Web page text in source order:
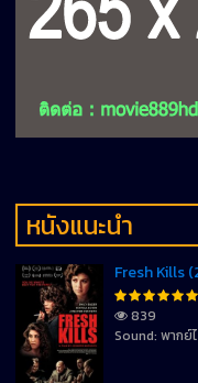
หนังแนะนำ
Fresh Kills
839
Sound: พากย์